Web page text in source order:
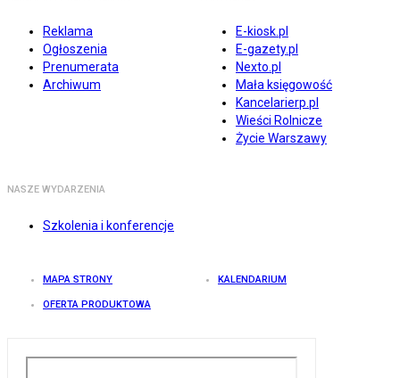
Reklama
Ogłoszenia
Prenumerata
Archiwum
E-kiosk.pl
E-gazety.pl
Nexto.pl
Mała księgowość
Kancelarierp.pl
Wieści Rolnicze
Życie Warszawy
NASZE WYDARZENIA
Szkolenia i konferencje
MAPA STRONY KALENDARIUM
OFERTA PRODUKTOWA